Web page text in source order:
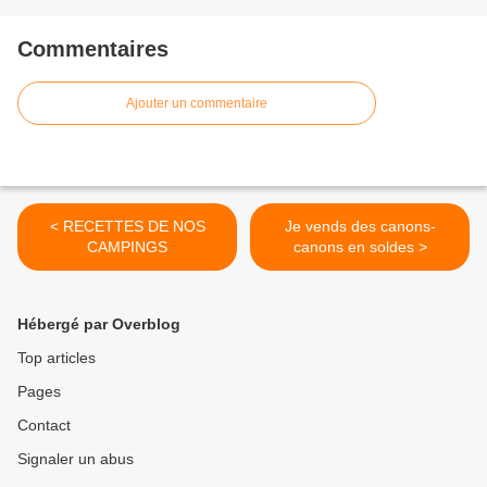
Commentaires
Ajouter un commentaire
< RECETTES DE NOS
CAMPINGS
Je vends des canons-
canons en soldes >
Hébergé par Overblog
Top articles
Pages
Contact
Signaler un abus